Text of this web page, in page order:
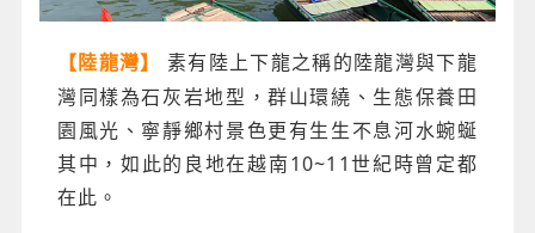
【陸龍灣】
素有陸上下龍之稱的陸龍灣與下龍
灣同樣為石灰岩地型，群山環繞、生態保養田
園風光、寧靜鄉村景色更有生生不息河水蜿蜒
其中，如此的良地在越南10~11世紀時曾定都
在此。